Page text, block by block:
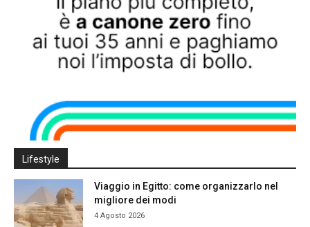
Lifestyle
Viaggio in Egitto: come organizzarlo nel
migliore dei modi
4 Agosto 2026